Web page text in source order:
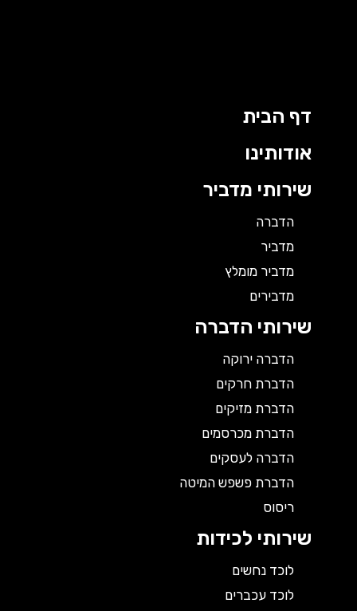
דף הבית
אודותינו
שירותי מדביר
הדברה
מדביר
מדביר מומלץ
מדבירים
שירותי הדברה
הדברה ירוקה
הדברת חרקים
הדברת מזיקים
הדברת מכרסמים
הדברה לעסקים
הדברת פשפש המיטה
ריסוס
שירותי לכידות
לוכד נחשים
לוכד עכברים